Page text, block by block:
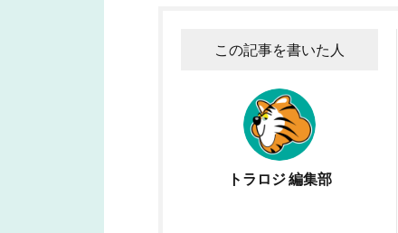
この記事を書いた人
トラロジ 編集部